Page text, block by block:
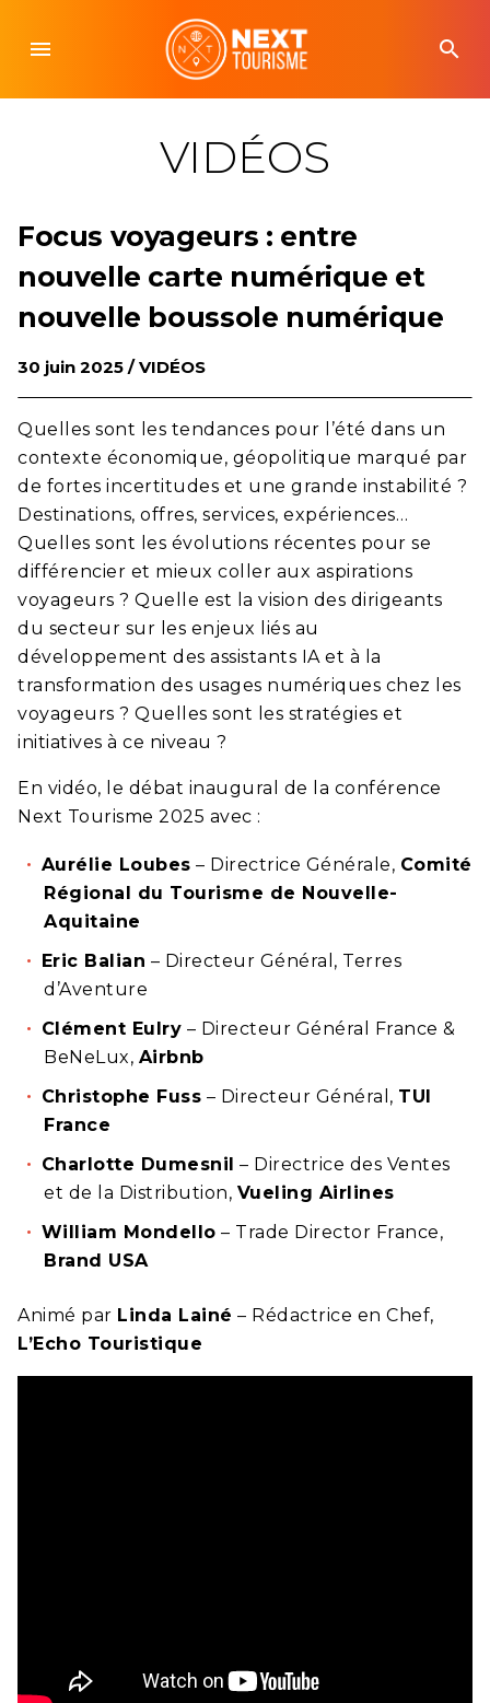
content
menu search
VIDÉOS
Focus voyageurs : entre
nouvelle carte numérique et
nouvelle boussole numérique
30 juin 2025 /VIDÉOS
Quelles sont les tendances pour l’été dans un
contexte économique, géopolitique marqué par
de fortes incertitudes et une grande instabilité ?
Destinations, offres, services, expériences…
Quelles sont les évolutions récentes pour se
différencier et mieux coller aux aspirations
voyageurs ? Quelle est la vision des dirigeants
du secteur sur les enjeux liés au
développement des assistants IA et à la
transformation des usages numériques chez les
voyageurs ? Quelles sont les stratégies et
initiatives à ce niveau ?
En vidéo, le débat inaugural de la conférence
Next Tourisme 2025 avec :
Aurélie Loubes – Directrice Générale, Comité
Régional du Tourisme de Nouvelle-
Aquitaine
Eric Balian – Directeur Général, Terres
d’Aventure
Clément Eulry – Directeur Général France &
BeNeLux, Airbnb
Christophe Fuss – Directeur Général, TUI
France
Charlotte Dumesnil – Directrice des Ventes
et de la Distribution, Vueling Airlines
William Mondello – Trade Director France,
Brand USA
Animé par Linda Lainé – Rédactrice en Chef,
L’Echo Touristique